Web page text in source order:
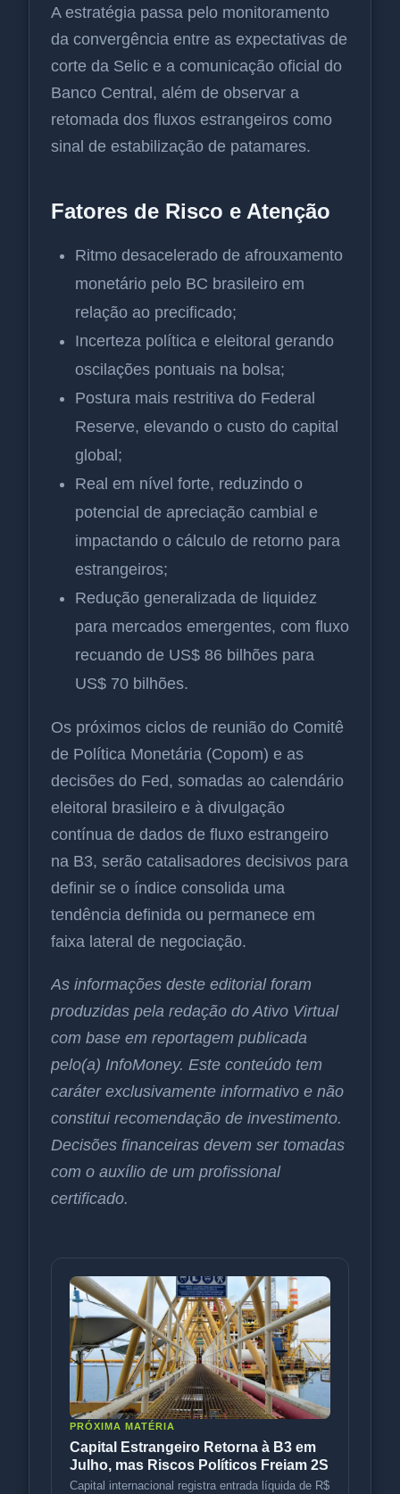
A estratégia passa pelo monitoramento
da convergência entre as expectativas de
corte da Selic e a comunicação oficial do
Banco Central, além de observar a
retomada dos fluxos estrangeiros como
sinal de estabilização de patamares.
Fatores de Risco e Atenção
Ritmo desacelerado de afrouxamento
monetário pelo BC brasileiro em
relação ao precificado;
Incerteza política e eleitoral gerando
oscilações pontuais na bolsa;
Postura mais restritiva do Federal
Reserve, elevando o custo do capital
global;
Real em nível forte, reduzindo o
potencial de apreciação cambial e
impactando o cálculo de retorno para
estrangeiros;
Redução generalizada de liquidez
para mercados emergentes, com fluxo
recuando de US$ 86 bilhões para
US$ 70 bilhões.
Os próximos ciclos de reunião do Comitê
de Política Monetária (Copom) e as
decisões do Fed, somadas ao calendário
eleitoral brasileiro e à divulgação
contínua de dados de fluxo estrangeiro
na B3, serão catalisadores decisivos para
definir se o índice consolida uma
tendência definida ou permanece em
faixa lateral de negociação.
As informações deste editorial foram
produzidas pela redação do Ativo Virtual
com base em reportagem publicada
pelo(a) InfoMoney. Este conteúdo tem
caráter exclusivamente informativo e não
constitui recomendação de investimento.
Decisões financeiras devem ser tomadas
com o auxílio de um profissional
certificado.
PRÓXIMA MATÉRIA
Capital Estrangeiro Retorna à B3 em
Julho, mas Riscos Políticos Freiam 2S
Capital internacional registra entrada líquida de R$